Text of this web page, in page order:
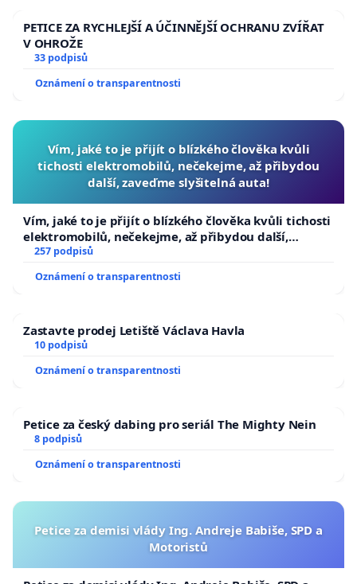
PETICE ZA RYCHLEJŠÍ A ÚČINNĚJŠÍ OCHRANU ZVÍŘAT
V OHROŽE
33 podpisů
Oznámení o transparentnosti
Vím, jaké to je přijít o blízkého člověka kvůli
tichosti elektromobilů, nečekejme, až přibydou
další, zaveďme slyšitelná auta!
Vím, jaké to je přijít o blízkého člověka kvůli tichosti
elektromobilů, nečekejme, až přibydou další,
zaveďme slyšitelná auta!
257 podpisů
Oznámení o transparentnosti
Zastavte prodej Letiště Václava Havla
10 podpisů
Oznámení o transparentnosti
Petice za český dabing pro seriál The Mighty Nein
8 podpisů
Oznámení o transparentnosti
Petice za demisi vlády Ing. Andreje Babiše, SPD a
Motoristů